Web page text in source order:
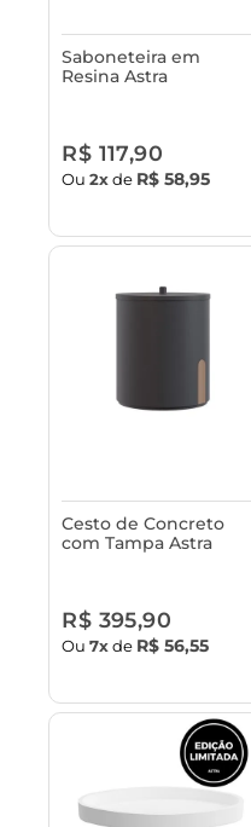
Saboneteira em
Resina Astra
R$ 117,90
Ou2xde R$ 58,95
Cesto de Concreto
com Tampa Astra
R$ 395,90
Ou7xde R$ 56,55